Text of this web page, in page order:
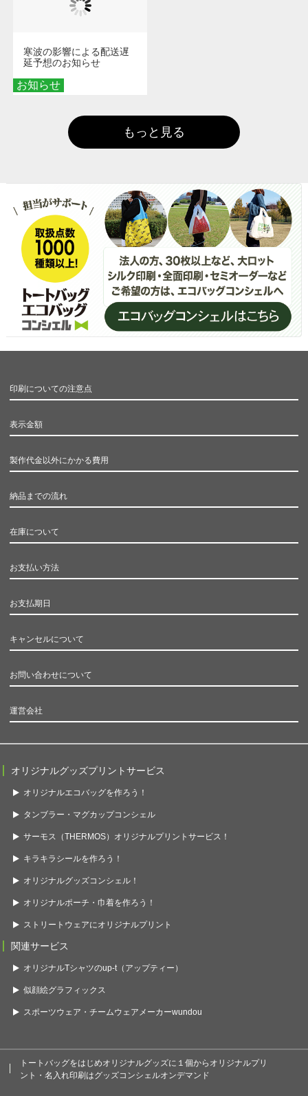
お知らせ
寒波の影響による配送遅
延予想のお知らせ
もっと見る
印刷についての注意点
表示金額
製作代金以外にかかる費用
納品までの流れ
在庫について
お支払い方法
お支払期日
キャンセルについて
お問い合わせについて
運営会社
オリジナルグッズプリントサービス
オリジナルエコバッグを作ろう！
タンブラー・マグカップコンシェル
サーモス（THERMOS）オリジナルプリントサービス！
キラキラシールを作ろう！
オリジナルグッズコンシェル！
オリジナルポーチ・巾着を作ろう！
ストリートウェアにオリジナルプリント
関連サービス
オリジナルTシャツのup-t（アップティー）
似顔絵グラフィックス
スポーツウェア・チームウェアメーカーwundou
トートバッグをはじめオリジナルグッズに１個からオリジナルプリ
ント・名入れ印刷はグッズコンシェルオンデマンド